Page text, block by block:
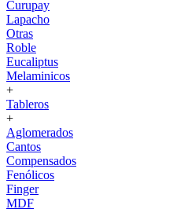
Curupay
Lapacho
Otras
Roble
Eucaliptus
Melaminicos
+
Tableros
+
Aglomerados
Cantos
Compensados
Fenólicos
Finger
MDF